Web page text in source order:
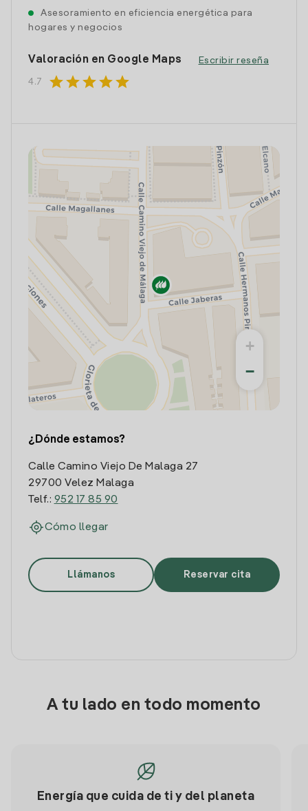
Asesoramiento en eficiencia energética para
hogares y negocios
Valoración en Google Maps
4.7 starstarstarstarstar
Escribir reseña
+
−
¿Dónde estamos?
Calle Camino Viejo De Malaga 27
29700 Velez Malaga
Telf.: 952 17 85 90
Cómo llegar
Llámanos Reservar cita
A tu lado en todo momento
Energía que cuida de ti y del planeta